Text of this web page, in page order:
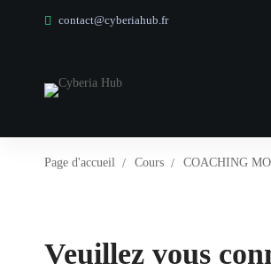
contact@cyberiahub.fr
Page d'accueil Cours COACHING
Veuillez vous